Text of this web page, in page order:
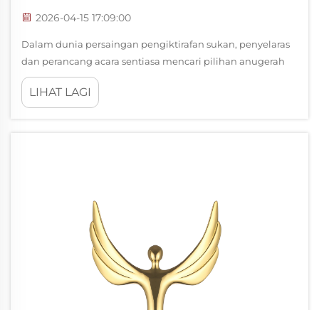
2026-04-15 17:09:00
Dalam dunia persaingan pengiktirafan sukan, penyelaras
dan perancang acara sentiasa mencari pilihan anugerah
yang menonjol sambil memupuk makna yang lebih
mendalam di kalangan peserta. Pingat tradisional
LIHAT LAGI